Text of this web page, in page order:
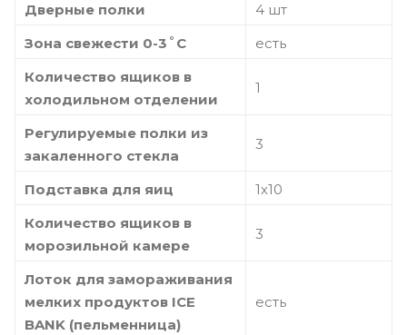
Дверные полки
4 шт
Зона свежести 0-3˚C
есть
Количество ящиков в
холодильном отделении
1
Регулируемые полки из
закаленного стекла
3
Подставка для яиц
1х10
Количество ящиков в
морозильной камере
3
Лоток для замораживания
мелких продуктов ICE
BANK (пельменница)
есть